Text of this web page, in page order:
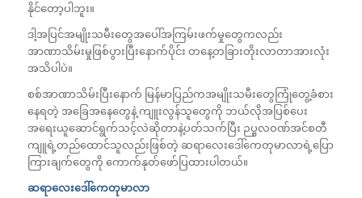
နိုင်တော့ပါဘူး။
ဒါ့အပြင်အမျိုးသမီးတွေအပေါ်အကြမ်းဖက်မှုတွေကလည်း
အာဏာသိမ်းမှုဖြစ်ပွားပြီးနောက်ပိုင်း တနေ့တခြားတိုးလာတာအားလုံး
အသိပါပဲ။
စစ်အာဏာသိမ်းပြီးနောက် မြန်မာပြည်ကအမျိုးသမီးတွေကြုံတွေ့ခံစား
နေရတဲ့ အခြေအနေတွေနဲ့ ကျူးလွန်သူတွေကို ဘယ်လိုအပြစ်ပေး
အရေးယူဆောင်ရွက်သင့်လဲဆိုတာနဲ့ပတ်သက်ပြီး ဉပ္ဗလဝဏ်အင်စတီ
ကျူရဲ့တည်ထောင်သူလည်းဖြစ်တဲ့ ဆရာလေးဒေါ်ကေတုမာလာရဲ့ပြော
ကြားချက်တွေကို ကောက်နုတ်ဖော်ပြထားပါတယ်။
ဆရာလေးဒေါ်ကေတုမာလာ